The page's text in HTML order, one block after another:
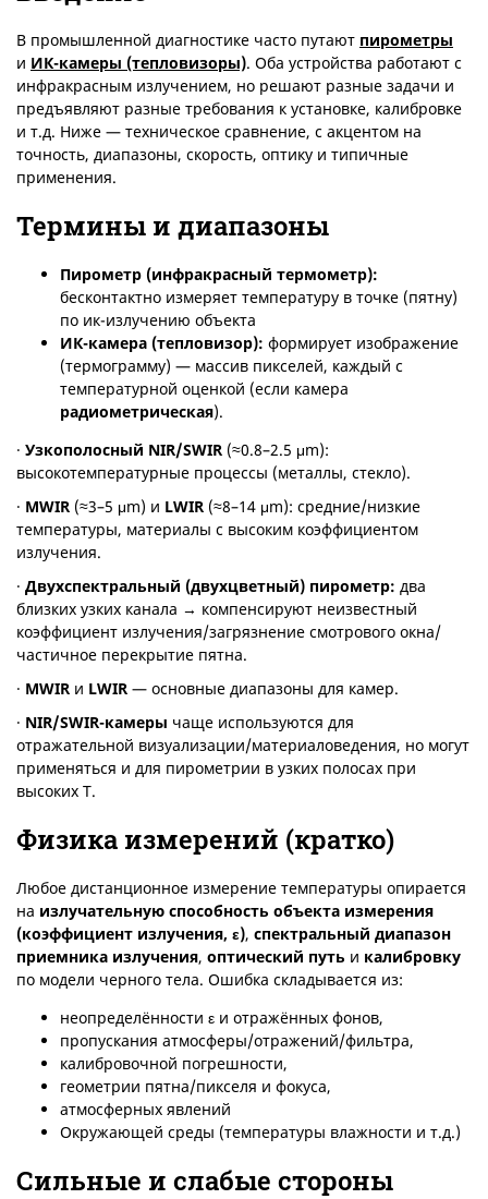
В промышленной диагностике часто путают пирометры
и ИК-камеры (тепловизоры). Оба устройства работают с
инфракрасным излучением, но решают разные задачи и
предъявляют разные требования к установке, калибровке
и т.д. Ниже — техническое сравнение, с акцентом на
точность, диапазоны, скорость, оптику и типичные
применения.
Термины и диапазоны
Пирометр (инфракрасный термометр):
бесконтактно измеряет температуру в точке (пятну)
по ик-излучению объекта
ИК-камера (тепловизор): формирует изображение
(термограмму) — массив пикселей, каждый с
температурной оценкой (если камера
радиометрическая).
· Узкополосный NIR/SWIR (≈0.8–2.5 μm):
высокотемпературные процессы (металлы, стекло).
· MWIR (≈3–5 μm) и LWIR (≈8–14 μm): средние/низкие
температуры, материалы с высоким коэффициентом
излучения.
· Двухспектральный (двухцветный) пирометр: два
близких узких канала → компенсируют неизвестный
коэффициент излучения/загрязнение смотрового окна/
частичное перекрытие пятна.
· MWIR и LWIR — основные диапазоны для камер.
· NIR/SWIR-камеры чаще используются для
отражательной визуализации/материаловедения, но могут
применяться и для пирометрии в узких полосах при
высоких T.
Физика измерений (кратко)
Любое дистанционное измерение температуры опирается
на излучательную способность объекта измерения
(коэффициент излучения, ε), спектральный диапазон
приемника излучения, оптический путь и калибровку
по модели черного тела. Ошибка складывается из:
неопределённости ε и отражённых фонов,
пропускания атмосферы/отражений/фильтра,
калибровочной погрешности,
геометрии пятна/пикселя и фокуса,
атмосферных явлений
Окружающей среды (температуры влажности и т.д.)
Сильные и слабые стороны